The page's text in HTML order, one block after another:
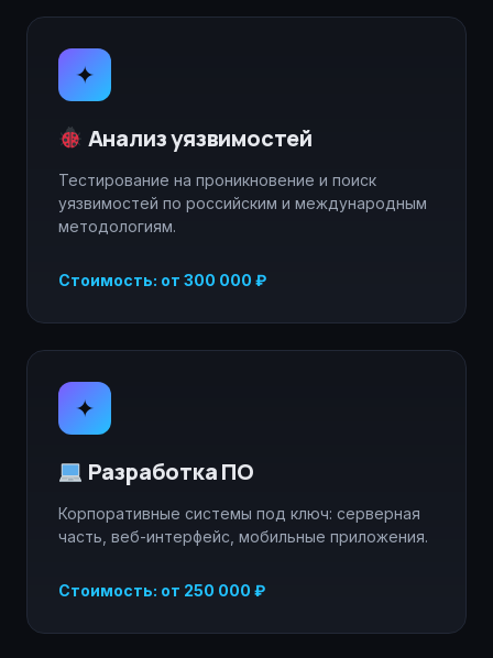
✦
Анализ уязвимостей
Тестирование на проникновение и поиск
уязвимостей по российским и международным
методологиям.
Стоимость: от 300 000 ₽
✦
Разработка ПО
Корпоративные системы под ключ: серверная
часть, веб-интерфейс, мобильные приложения.
Стоимость: от 250 000 ₽